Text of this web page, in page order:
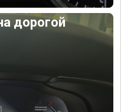
дорогой